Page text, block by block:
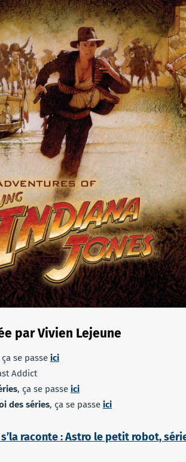
par Vivien Lejeune
ça se passe ici
Addict
, ça se passe ici
des séries, ça se passe ici
raconte : Astro le petit robot,